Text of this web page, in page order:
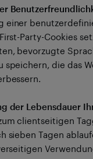
einer
Party-Cookies
bevorzugte
speichern, die das
der Lebensdauer
clientseitigen
sieben Tagen